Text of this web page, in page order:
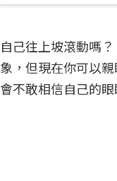
己往上坡滾動嗎
，但現在你可以親
不敢相信自己的眼